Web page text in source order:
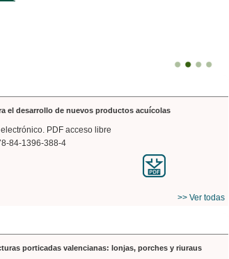
el desarrollo de nuevos productos acuícolas
PDF acceso libre
84-1396-388-4
>> Ver todas
porticadas valencianas: lonjas, porches y riuraus